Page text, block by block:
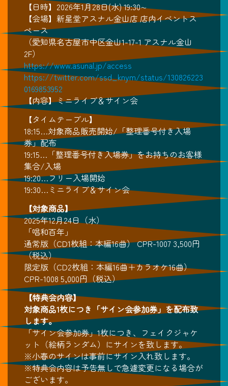
【日時】2026年1月28日(水) 19:30∼
【会場】新星堂アスナル金山店 店内イベントス
ペース
（愛知県名古屋市中区金山1-17-1 アスナル金山
2F）
https://www.asunal.jp/access
https://twitter.com/ssd_knym/status/130826223
0169853952
【内容】ミニライブ＆サイン会
【タイムテーブル】
18:15…対象商品販売開始/「整理番号付き入場
券」配布
19:15…「整理番号付き入場券」をお持ちのお客様
集合/入場
19:20…フリー入場開始
19:30…ミニライブ＆サイン会
【対象商品】
2025年12月24日（水）
「唱和百年」
通常版（CD1枚組：本編16曲） CPR-1007 3,500円
（税込）
限定版（CD2枚組：本編16曲＋カラオケ16曲）
CPR-1008 5,000円（税込）
【特典会内容】
対象商品1枚につき「サイン会参加券」を配布致
します。
「サイン会参加券」1枚につき、フェイクジャケ
ット（絵柄ランダム）にサインを致します。
※小春のサインは事前にサイン入れ致します。
※特典会内容は予告無しで急遽変更になる場合が
ございます。